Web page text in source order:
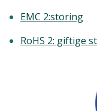
EMC 2:storing
RoHS 2: giftige